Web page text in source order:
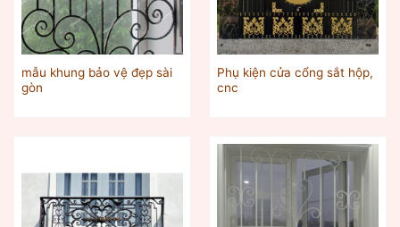
mẫu khung bảo vệ đẹp sài
gòn
Phụ kiện cửa cổng sắt hộp,
cnc